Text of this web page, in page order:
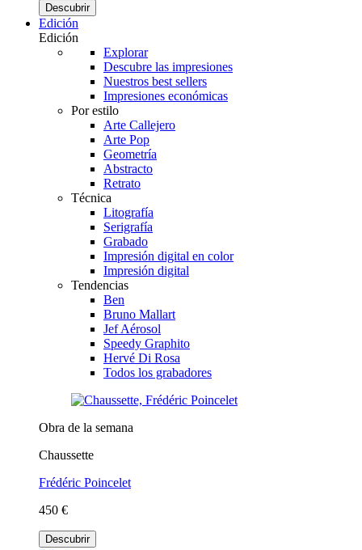
Descubrir
Edición
Edición
Explorar
Descubre las impresiones
Nuestros best sellers
Impresiones económicas
Por estilo
Arte Callejero
Arte Pop
Geometría
Abstracto
Retrato
Técnica
Litografía
Serigrafía
Grabado
Impresión digital en color
Impresión digital
Tendencias
Ben
Bruno Mallart
Jef Aérosol
Speedy Graphito
Hervé Di Rosa
Todos los grabadores
Obra de la semana
Chaussette
Frédéric Poincelet
450 €
Descubrir